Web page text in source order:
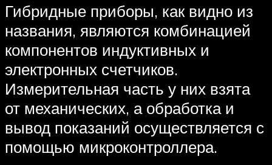
Гибридные приборы, как видно из
названия, являются комбинацией
компонентов индуктивных и
электронных счетчиков.
Измерительная часть у них взята
от механических, а обработка и
вывод показаний осуществляется с
помощью микроконтроллера.